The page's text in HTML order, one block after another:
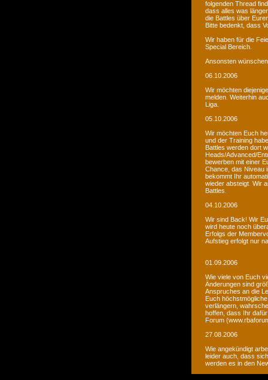
folgenden Thread
dass alles was
die Battles über
Bitte bedenkt, dass
Wir haben für die
Special Bereich.
Ansonsten
06.10.2006
Wir möchten
melden. Weiterhin
Liga.
05.10.2006
Wir möchten Euch
und der Training
Battles werden dort
Heads/Advanced/
bewerben mit einer
Chance, das Niveau
bekommt Ihr
wieder absteigt. Wir
Battles.
04.10.2006
Wir sind Back! Wir
wird heute noch
Erfolgs der
Aufstieg erfolgt nur
01.09.2006
Wie viele von Euch
Änderungen sind
Anspruches an die
Euch
verlängern,
hoffen, dass Ihr
Forum
27.08.2006
Wie angekündigt
leider auch, dass
werden es in den